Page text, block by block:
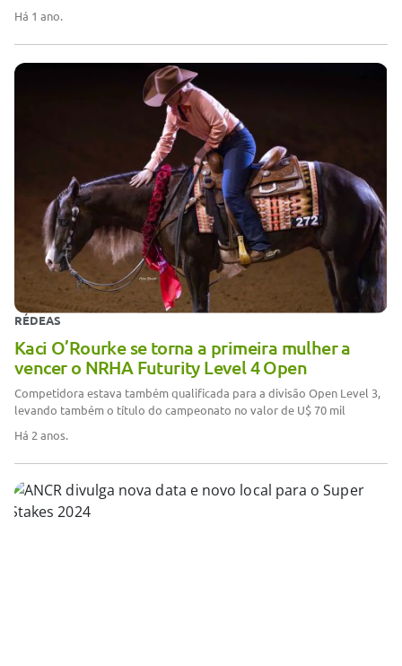
Há 1 ano.
RÉDEAS
Kaci O’Rourke se torna a primeira mulher a
vencer o NRHA Futurity Level 4 Open
Competidora estava também qualificada para a divisão Open Level 3,
levando também o título do campeonato no valor de U$ 70 mil
Há 2 anos.